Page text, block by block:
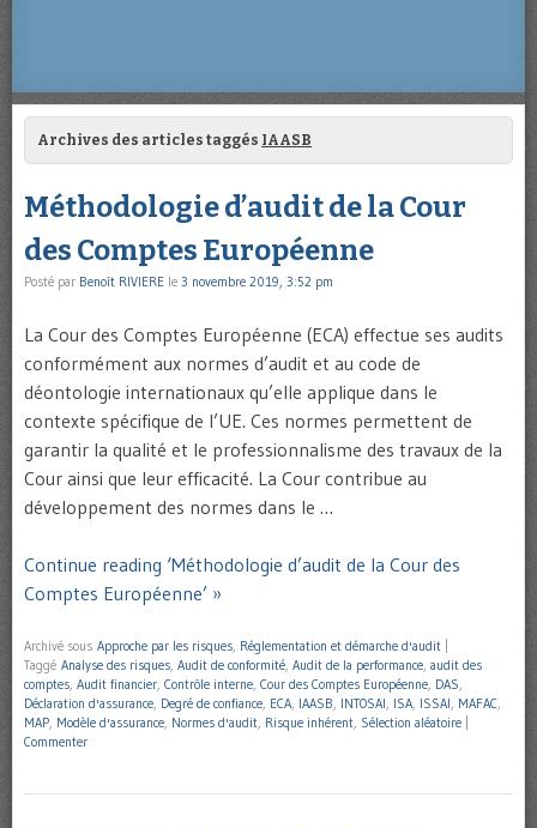
Archives des articles taggés IAASB
Méthodologie d’audit de la Cour
des Comptes Européenne
Posté par Benoît RIVIERE le 3 novembre 2019, 3:52 pm
La Cour des Comptes Européenne (ECA) effectue ses audits
conformément aux normes d’audit et au code de
déontologie internationaux qu’elle applique dans le
contexte spécifique de l’UE. Ces normes permettent de
garantir la qualité et le professionnalisme des travaux de la
Cour ainsi que leur efficacité. La Cour contribue au
développement des normes dans le …
Continue reading ‘Méthodologie d’audit de la Cour des
Comptes Européenne’ »
Archivé sous Approche par les risques, Réglementation et démarche d'audit
Taggé Analyse des risques, Audit de conformité, Audit de la performance, audit des
comptes, Audit financier, Contrôle interne, Cour des Comptes Européenne, DAS,
Déclaration d'assurance, Degré de confiance, ECA, IAASB, INTOSAI, ISA, ISSAI, MAFAC,
MAP, Modèle d'assurance, Normes d'audit, Risque inhérent, Sélection aléatoire
Commenter